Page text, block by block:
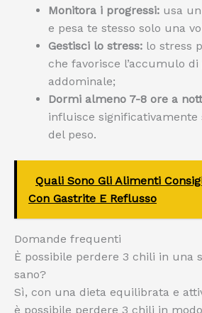
Monitora i progressi: usa
e pesa te stesso solo una
Gestisci lo stress: lo stress
che favorisce l’accumulo di
addominale;
Dormi almeno 7-8 ore a
influisce significativamente
del peso.
Quali Sono Gli Alimenti
Con Gastrite E Reflusso
Domande frequenti
È possibile perdere 3 chili in una
sano?
Sì, con una dieta equilibrata e
è possibile perdere 3 chili in